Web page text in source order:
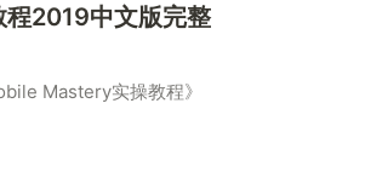
2019中文版完整
Mastery实操教程》